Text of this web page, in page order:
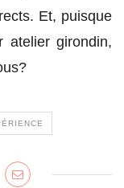
Et, puisque
atelier girondin,